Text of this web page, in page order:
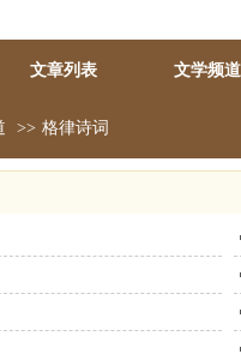
文章列表 文学频道
>> 格律诗词